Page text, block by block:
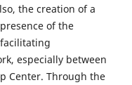
the creation of a
of the
especially between
Center. Through the